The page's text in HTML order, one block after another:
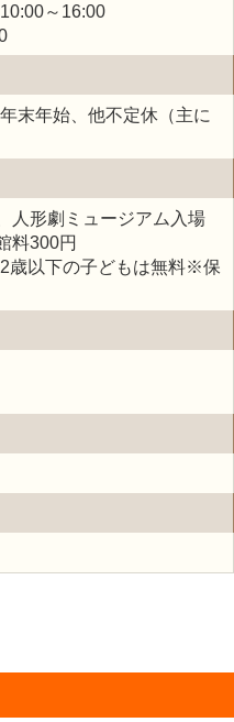
～16:00
末年始、他不定休（主に
人形劇ミュージアム入場
料300円
歳以下の子どもは無料※保